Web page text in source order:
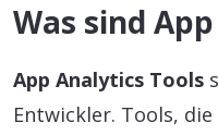
Was sind
App Analytics Tools
Entwickler. Tools,